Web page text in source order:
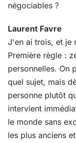
négociables ?
Laurent Favre
J'en ai trois, et je
Première règle :
personnelles. On
quel sujet, mais
personne plutôt
intervient
le monde sans
les plus anciens